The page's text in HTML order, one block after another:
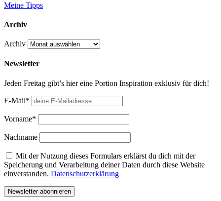
Meine Tipps
Archiv
Archiv
Newsletter
Jeden Freitag gibt’s hier eine Portion Inspiration exklusiv für dich!
E-Mail*
Vorname*
Nachname
Mit der Nutzung dieses Formulars erklärst du dich mit der
Speicherung und Verarbeitung deiner Daten durch diese Website
einverstanden. Datenschutzerklärung